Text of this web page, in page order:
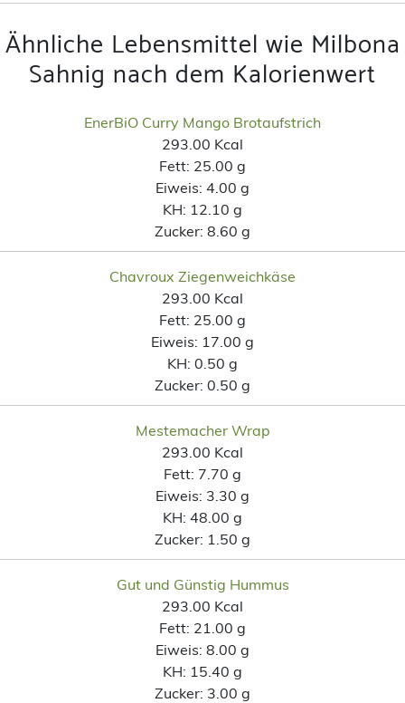
Ähnliche Lebensmittel wie Milbona
Sahnig nach dem Kalorienwert
EnerBiO Curry Mango Brotaufstrich
293.00 Kcal
Fett: 25.00 g
Eiweis: 4.00 g
KH: 12.10 g
Zucker: 8.60 g
Chavroux Ziegenweichkäse
293.00 Kcal
Fett: 25.00 g
Eiweis: 17.00 g
KH: 0.50 g
Zucker: 0.50 g
Mestemacher Wrap
293.00 Kcal
Fett: 7.70 g
Eiweis: 3.30 g
KH: 48.00 g
Zucker: 1.50 g
Gut und Günstig Hummus
293.00 Kcal
Fett: 21.00 g
Eiweis: 8.00 g
KH: 15.40 g
Zucker: 3.00 g